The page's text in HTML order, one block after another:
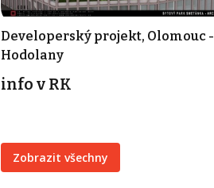
Developerský projekt, Olomouc -
Hodolany
info v RK
Zobrazit všechny